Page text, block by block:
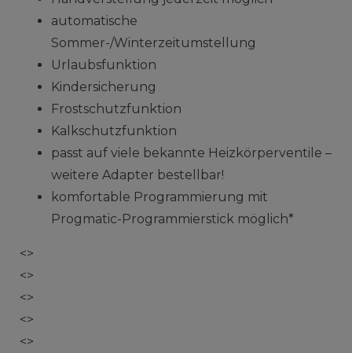
automatische
Sommer-/Winterzeitumstellung
Urlaubsfunktion
Kindersicherung
Frostschutzfunktion
Kalkschutzfunktion
passt auf viele bekannte Heizkörperventile –
weitere Adapter bestellbar!
komfortable Programmierung mit
Progmatic-Programmierstick möglich*
<>
<>
<>
<>
<>